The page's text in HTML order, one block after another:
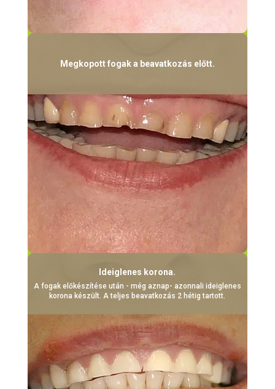
Megkopott fogak a beavatkozás előtt.
Ideiglenes korona.
A fogak előkészítése után - még aznap- azonnali ideiglenes
korona készült. A teljes beavatkozás 2 hétig tartott.